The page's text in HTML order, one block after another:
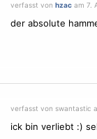
verfasst von hzacam 7.
der absolute
verfasst von swantastic
ick bin verliebt :)